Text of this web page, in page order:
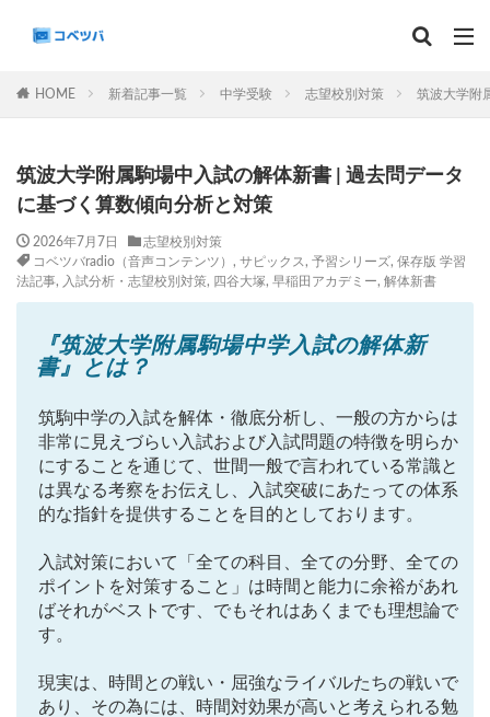
HOME 新着記事一覧 中学受験 志望校別対策 筑波大学附
筑波大学附属駒場中入試の解体新書 | 過去問データ
に基づく算数傾向分析と対策
2026年7月7日
志望校別対策
コベツバradio（音声コンテンツ）
, サピックス , 予習シリーズ, 保存版 学習
法記事, 入試分析・志望校別対策, 四谷大塚, 早稲田アカデミー, 解体新書
『筑波大学附属駒場中学入試の解体新
書』とは？
筑駒中学の入試を解体・徹底分析し、一般の方からは
非常に見えづらい入試および入試問題の特徴を明らか
にすることを通じて、世間一般で言われている常識と
は異なる考察をお伝えし、入試突破にあたっての体系
的な指針を提供することを目的としております。
入試対策において「全ての科目、全ての分野、全ての
ポイントを対策すること」は時間と能力に余裕があれ
ばそれがベストです、でもそれはあくまでも理想論で
す。
現実は、時間との戦い・屈強なライバルたちの戦いで
あり、その為には、時間対効果が高いと考えられる勉
カテゴリー
タグ
算数 理科 3年生 後期(9月~11月)
サピックス 予習シリーズ 四谷大塚
早稲田アカデミー
解体新書 保存版 学習法記事 テスト速報
学習相談への回答 コベツバradio（音声コンテンツ）
各No(ナンバー)についての話 ケアレスミス
SAPIXマンスリー確認/復習テスト SAPIX組分けテスト
サピックスオープン 土曜特訓
四谷大塚志望校判定テスト 新学年(1月〜2月)